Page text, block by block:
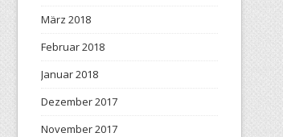
März 2018
Februar 2018
Januar 2018
Dezember 2017
November 2017